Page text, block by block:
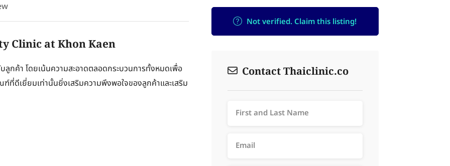
Clinic at Khon Kaen
กค้า โดยเน้นความสะอาดตลอดกระบวนการทั้งหมดเพื่อ
ที่ดีเยี่ยมเท่านั้นยิ่งเสริมความพึงพอใจของลูกค้าและเสริม
Not verified. Claim this listing!
Contact Thaiclinic.co